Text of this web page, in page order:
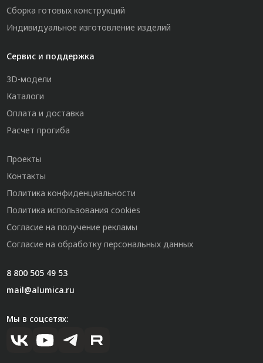
Сборка готовых конструкций
Индивидуальное изготовление изделий
Сервис и поддержка
3D-модели
Каталоги
Оплата и доставка
Расчет прогиба
Проекты
Контакты
Политика конфиденциальности
Политика использования cookies
Согласие на получение рекламы
Согласие на обработку персональных данных
8 800 505 49 53
mail@alumica.ru
Мы в соцсетях: